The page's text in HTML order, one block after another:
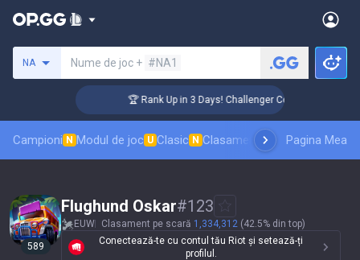
NA Nume de joc + #NA1
🏆 Rank Up in 3 Days! Challenger Coaching
Campioni N Modul de joc U Clasic N Clasament skinuriClasamente
Pagina Mea
589
Flughund Oskar#123
EUW Clasament pe scară 1,334,312 (42.5% din top)
Conectează-te cu contul tău Riot și setează-ți
profilul.